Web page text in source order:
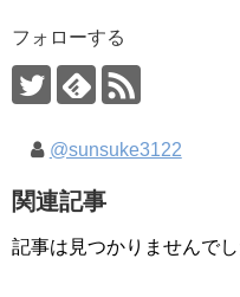
フォローする
@sunsuke3122
関連記事
記事は見つかりませんでし